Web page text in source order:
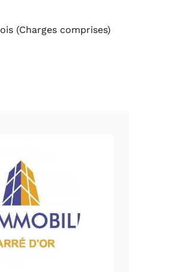
(Charges comprises)